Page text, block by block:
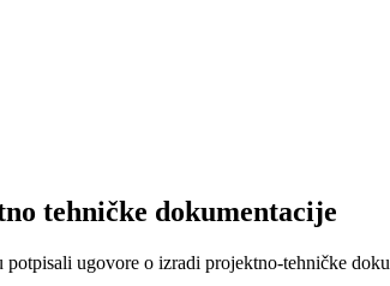
tehničke dokumentacije
ugovore o izradi projektno-tehničke